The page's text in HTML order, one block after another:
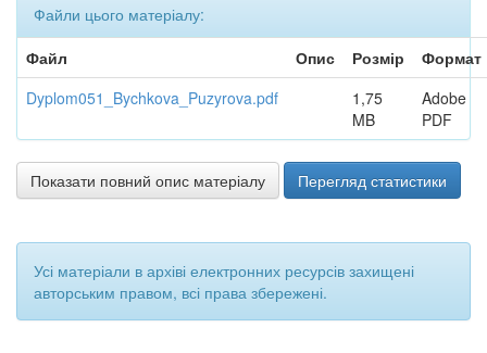
Файли цього матеріалу:
Файл
Опис Розмір
Формат
Dyplom051_Bychkova_Puzyrova.pdf
1,75
MB
Adobe
PDF
Показати повний опис матеріалу Перегляд статистики
Усі матеріали в архіві електронних ресурсів захищені
авторським правом, всі права збережені.